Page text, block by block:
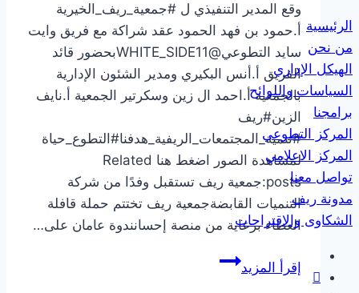
الرئيسية
من نحن
الهيكل الإداري
السياسات واللوائح
برامجنا
المركز التطوعي
المركز الاعلامي
تواصل معنا
مدونة ريف
الشكاوى والاقتراحات
وقع المدير التنفيذي ل #جمعية_ريف_الخيرية
أ.حمود بن فهد الحمود عقد شراكة مع فريق وايت
سايد التطوعي@WHITE_SIDE11بحضور قائد
الفريق أ.أنس البكيري ومدير الشئون الإدارية
بالجمعية أ.احمد ال زين وسكرتير الجمعية أ.نايف
الزين#ريف
#تنمية_المجتمعات_الريفية_هدفنا#التطوع_حياة
لمشاهدة الصور اضغط هنا Related
posts:جمعية ريف تستقبل وفدًا من شركة
التنميات القابضةجمعية ريف تختتم حملة قافلة
العطاء برعاية من منصة إحسانندوة عامان على…
إقرأ المزيدتوقيع